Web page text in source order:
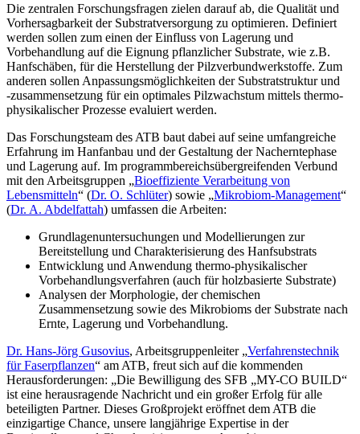
Die zentralen Forschungsfragen zielen darauf ab, die Qualität und
Vorhersagbarkeit der Substratversorgung zu optimieren. Definiert
werden sollen zum einen der Einfluss von Lagerung und
Vorbehandlung auf die Eignung pflanzlicher Substrate, wie z.B.
Hanfschäben, für die Herstellung der Pilzverbundwerkstoffe. Zum
anderen sollen Anpassungsmöglichkeiten der Substratstruktur und
‑zusammensetzung für ein optimales Pilzwachstum mittels thermo-
physikalischer Prozesse evaluiert werden.
Das Forschungsteam des ATB baut dabei auf seine umfangreiche
Erfahrung im Hanfanbau und der Gestaltung der Nacherntephase
und Lagerung auf. Im programmbereichsübergreifenden Verbund
mit den Arbeitsgruppen „Bioeffiziente Verarbeitung von
Lebensmitteln“ (Dr. O. Schlüter) sowie „Mikrobiom-Management“
(Dr. A. Abdelfattah) umfassen die Arbeiten:
Grundlagenuntersuchungen und Modellierungen zur
Bereitstellung und Charakterisierung des Hanfsubstrats
Entwicklung und Anwendung thermo-physikalischer
Vorbehandlungsverfahren (auch für holzbasierte Substrate)
Analysen der Morphologie, der chemischen
Zusammensetzung sowie des Mikrobioms der Substrate nach
Ernte, Lagerung und Vorbehandlung.
Dr. Hans-Jörg Gusovius, Arbeitsgruppenleiter „Verfahrenstechnik
für Faserpflanzen“ am ATB, freut sich auf die kommenden
Herausforderungen: „Die Bewilligung des SFB „MY-CO BUILD“
ist eine herausragende Nachricht und ein großer Erfolg für alle
beteiligten Partner. Dieses Großprojekt eröffnet dem ATB die
einzigartige Chance, unsere langjährige Expertise in der